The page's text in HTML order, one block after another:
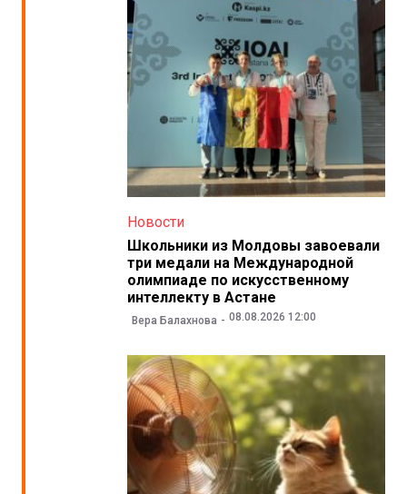
Новости
Школьники из Молдовы завоевали
три медали на Международной
олимпиаде по искусственному
интеллекту в Астане
Вера Балахнова 08.08.2026 12:00